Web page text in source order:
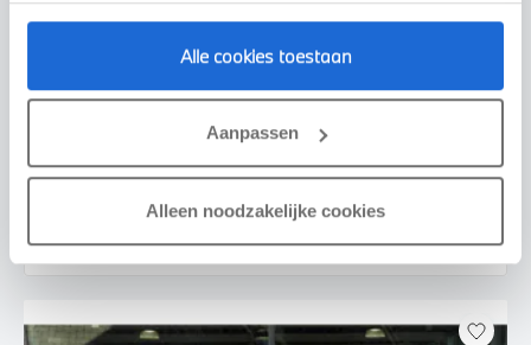
Alle cookies toestaan
Aanpassen
Alleen noodzakelijke cookies
BMWiX2
455 km actieradius
€ 1.324 p/m
Bekijk details